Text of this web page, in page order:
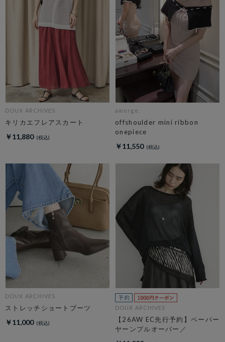
DOUX ARCHIVES
キリカエフレアスカート
￥11,880
amerge.
offshoulder mini ribbon
onepiece
￥11,550
DOUX ARCHIVES
ストレッチショートブーツ
￥11,000
DOUX ARCHIVES
【26AW EC先行予約】ペーパー
ヤーンプルオーバー／